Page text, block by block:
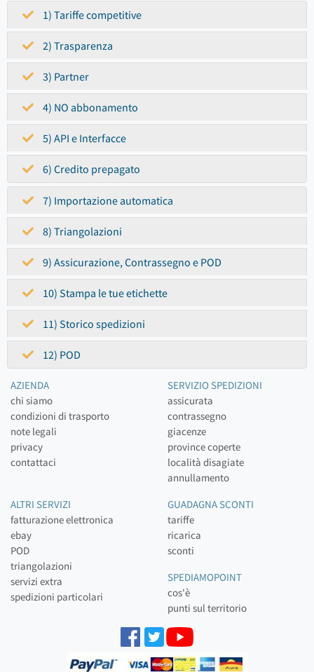
1) Tariffe competitive
2) Trasparenza
3) Partner
4) NO abbonamento
5) API e Interfacce
6) Credito prepagato
7) Importazione automatica
8) Triangolazioni
9) Assicurazione, Contrassegno e POD
10) Stampa le tue etichette
11) Storico spedizioni
12) POD
AZIENDA
chi siamo
condizioni di trasporto
note legali
privacy
contattaci
SERVIZIO SPEDIZIONI
assicurata
contrassegno
giacenze
province coperte
località disagiate
annullamento
ALTRI SERVIZI
fatturazione elettronica
ebay
POD
triangolazioni
servizi extra
spedizioni particolari
GUADAGNA SCONTI
tariffe
ricarica
sconti
SPEDIAMOPOINT
cos'è
punti sul territorio